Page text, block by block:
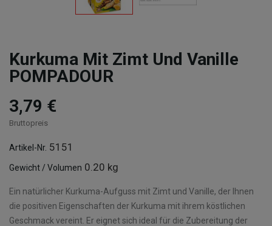
Kurkuma Mit Zimt Und Vanille
POMPADOUR
3,79 €
Bruttopreis
Artikel-Nr. 5151
Gewicht / Volumen 0.20 kg
Ein natürlicher Kurkuma-Aufguss mit Zimt und Vanille, der Ihnen
die positiven Eigenschaften der Kurkuma mit ihrem köstlichen
Geschmack vereint. Er eignet sich ideal für die Zubereitung der